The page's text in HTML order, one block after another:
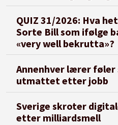
QUIZ 31/2026: Hva
Sorte Bill som ifølge
«very well bekrutta»?
Annenhver lærer føler
utmattet etter jobb
Sverige skroter
etter milliardsmell